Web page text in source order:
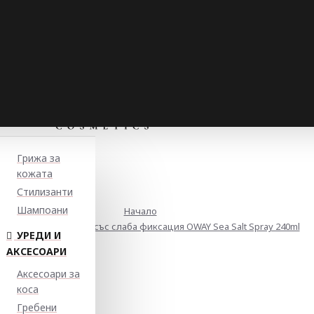
Грижа за
кожата
Стилизанти
Шампоани
УРЕДИ И
АКСЕСОАРИ
Аксесоари за
коса
Гребени
Начало
за мокър ефект със слаба фиксация OWAY Sea Salt Spray 240ml